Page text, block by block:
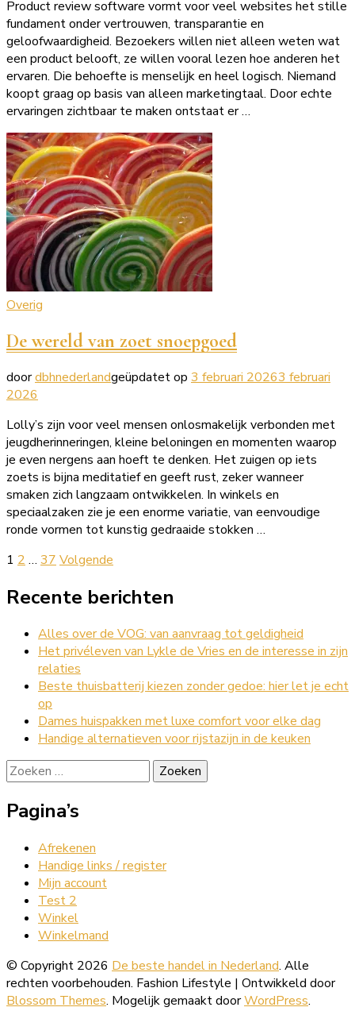
Product review software vormt voor veel websites het stille
fundament onder vertrouwen, transparantie en
geloofwaardigheid. Bezoekers willen niet alleen weten wat
een product belooft, ze willen vooral lezen hoe anderen het
ervaren. Die behoefte is menselijk en heel logisch. Niemand
koopt graag op basis van alleen marketingtaal. Door echte
ervaringen zichtbaar te maken ontstaat er …
Overig
De wereld van zoet snoepgoed
doordbhnederlandgeüpdatet op 3 februari 20263 februari
2026
Lolly’s zijn voor veel mensen onlosmakelijk verbonden met
jeugdherinneringen, kleine beloningen en momenten waarop
je even nergens aan hoeft te denken. Het zuigen op iets
zoets is bijna meditatief en geeft rust, zeker wanneer
smaken zich langzaam ontwikkelen. In winkels en
speciaalzaken zie je een enorme variatie, van eenvoudige
ronde vormen tot kunstig gedraaide stokken …
Berichten
navigatie
Pagina
1 Pagina
2 … Pagina
37 Volgende
Recente berichten
Alles over de VOG: van aanvraag tot geldigheid
Het privéleven van Lykle de Vries en de interesse in zijn
relaties
Beste thuisbatterij kiezen zonder gedoe: hier let je echt
op
Dames huispakken met luxe comfort voor elke dag
Handige alternatieven voor rijstazijn in de keuken
Zoeken
naar:
Pagina’s
Afrekenen
Handige links / register
Mijn account
Test 2
Winkel
Winkelmand
© Copyright 2026 De beste handel in Nederland. Alle
rechten voorbehouden. Fashion Lifestyle | Ontwikkeld door
Blossom Themes. Mogelijk gemaakt doorWordPress.